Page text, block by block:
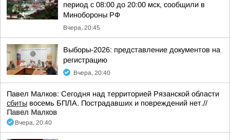
период с 08:00 до 20:00 мск, сообщили в
Минобороны РФ
Вчера, 20:45
Выборы-2026: представление документов на
регистрацию
Вчера, 20:40
Павел Малков: Сегодня над территорией Рязанской области
сбиты восемь БПЛА. Пострадавших и повреждений нет.//
Павел Малков
Вчера, 20:40